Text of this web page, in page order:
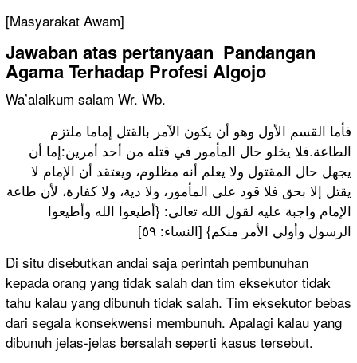
[Masyarakat Awam]
Jawaban atas pertanyaan Pandangan
Agama Terhadap Profesi Algojo
Wa’alaikum salam Wr. Wb.
فأما القسم الأول وهو أن يكون الآمر بالقتل إماما ملتزم
الطاعة.فلا يخلو حال المأمور في قتله من أحد أمرين:إما أن
يجهل حال المقتول ولا يعلم أنه مظلوم، ويعتقد أن الإمام لا
يقتل إلا بحق فلا قود على المأمور، ولا دية، ولا كفارة، لأن طاعة
الإمام واجبة عليه لقول الله تعالى: {أطيعوا الله وأطيعوا
الرسول وأولي الأمر منكم} [النساء: ٥٩]
Di situ disebutkan andai saja perintah pembunuhan
kepada orang yang tidak salah dan tim eksekutor tidak
tahu kalau yang dibunuh tidak salah. Tim eksekutor bebas
dari segala konsekwensi membunuh. Apalagi kalau yang
dibunuh jelas-jelas bersalah seperti kasus tersebut.